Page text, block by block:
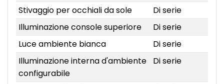
Stivaggio per occhiali da sole
Di serie
Illuminazione console superiore
Di serie
Luce ambiente bianca
Di serie
Illuminazione interna d'ambiente
configurabile
Di serie